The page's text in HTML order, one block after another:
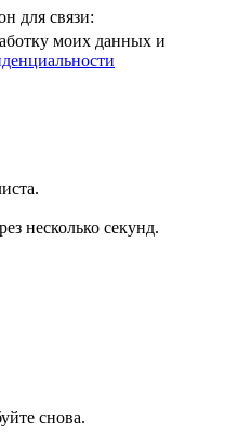
для связи:
моих данных и
несколько секунд.
снова.